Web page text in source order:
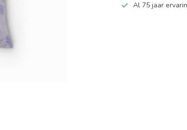
Al 75 jaar